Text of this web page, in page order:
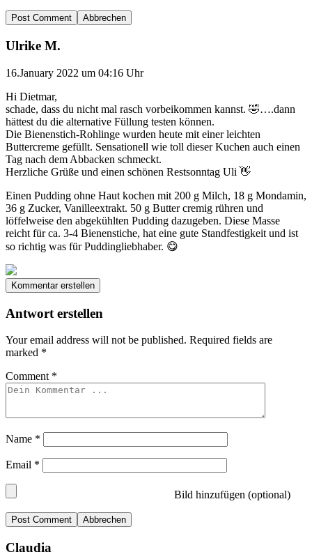
Abbrechen
Ulrike M.
16.January 2022 um 04:16 Uhr
Hi Dietmar,
schade, dass du nicht mal rasch vorbeikommen kannst. 🤣….dann
hättest du die alternative Füllung testen können.
Die Bienenstich-Rohlinge wurden heute mit einer leichten
Buttercreme gefüllt. Sensationell wie toll dieser Kuchen auch einen
Tag nach dem Abbacken schmeckt.
Herzliche Grüße und einen schönen Restsonntag Uli 👋
Einen Pudding ohne Haut kochen mit 200 g Milch, 18 g Mondamin,
36 g Zucker, Vanilleextrakt. 50 g Butter cremig rühren und
löffelweise den abgekühlten Pudding dazugeben. Diese Masse
reicht für ca. 3-4 Bienenstiche, hat eine gute Standfestigkeit und ist
so richtig was für Puddingliebhaber. 😋
Kommentar erstellen
Antwort erstellen
Your email address will not be published. Required fields are
marked *
Comment *
Name *
Email *
Bild hinzufügen (optional)
Abbrechen
Claudia